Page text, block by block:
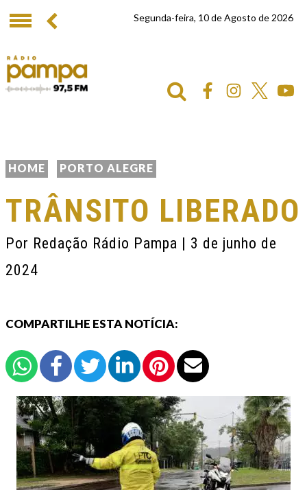
Segunda-feira, 10 de Agosto de 2026
HOME PORTO ALEGRE
TRÂNSITO LIBERADO
Por Redação Rádio Pampa | 3 de junho de
2024
COMPARTILHE ESTA NOTÍCIA: